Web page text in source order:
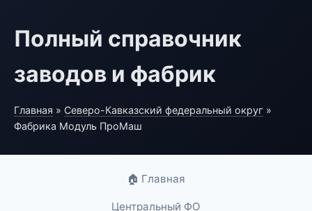
Полный справочник
заводов и фабрик
Главная » Северо-Кавказский федеральный округ »
Фабрика Модуль ПроМаш
🏠 Главная
Центральный ФО